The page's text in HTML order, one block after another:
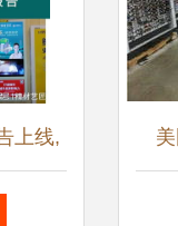
上线,